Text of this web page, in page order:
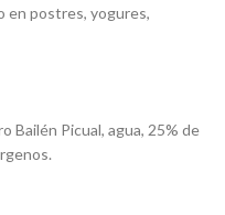
en postres, yogures,
Bailén Picual, agua, 25% de